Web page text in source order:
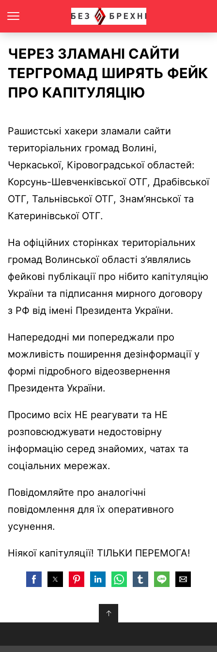
ЧЕРЕЗ ЗЛАМАНІ САЙТИ
ТЕРГРОМАД ШИРЯТЬ ФЕЙК
ПРО КАПІТУЛЯЦІЮ
Рашистські хакери зламали сайти
територіальних громад Волині,
Черкаської, Кіровоградської областей:
Корсунь-Шевченківської ОТГ, Драбівської
ОТГ, Тальнівської ОТГ, Знам’янської та
Катеринівської ОТГ.
На офіційних сторінках територіальних
громад Волинської області з’являлись
фейкові публікації про нібито капітуляцію
України та підписання мирного договору
з РФ від імені Президента України.
Напередодні ми попереджали про
можливість поширення дезінформації у
формі підробного відеозвернення
Президента України.
Просимо всіх НЕ реагувати та НЕ
розповсюджувати недостовірну
інформацію серед знайомих, чатах та
соціальних мережах.
Повідомляйте про аналогічні
повідомлення для їх оперативного
усунення.
Ніякої капітуляції! ТІЛЬКИ ПЕРЕМОГА!
↑